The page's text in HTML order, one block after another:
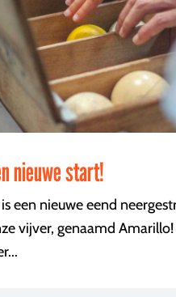
nieuwe start!
is een nieuwe eend
vijver, genaamd Amarillo!